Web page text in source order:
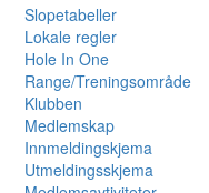
Slopetabeller
Lokale regler
Hole In One
Range/Treningsområde
Klubben
Medlemskap
Innmeldingskjema
Utmeldingsskjema